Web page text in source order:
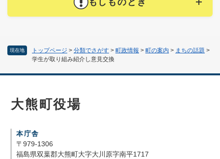
現在地 トップページ > 分類でさがす > 町政情報 > 町の案内 > まちの話題 >
学生が取り組み紹介し意見交換
大熊町役場
本庁舎
〒979-1306
福島県双葉郡大熊町大字大川原字南平1717